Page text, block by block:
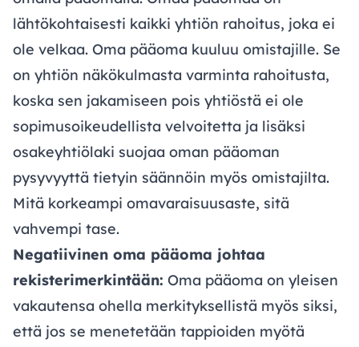
lähtökohtaisesti kaikki yhtiön rahoitus, joka ei
ole velkaa. Oma pääoma kuuluu omistajille. Se
on yhtiön näkökulmasta varminta rahoitusta,
koska sen jakamiseen pois yhtiöstä ei ole
sopimusoikeudellista velvoitetta ja lisäksi
osakeyhtiölaki suojaa oman pääoman
pysyvyyttä tietyin säännöin myös omistajilta.
Mitä korkeampi omavaraisuusaste, sitä
vahvempi tase.
Negatiivinen oma pääoma johtaa
rekisterimerkintään: Oma pääoma on yleisen
vakautensa ohella merkityksellistä myös siksi,
että jos se menetetään tappioiden myötä